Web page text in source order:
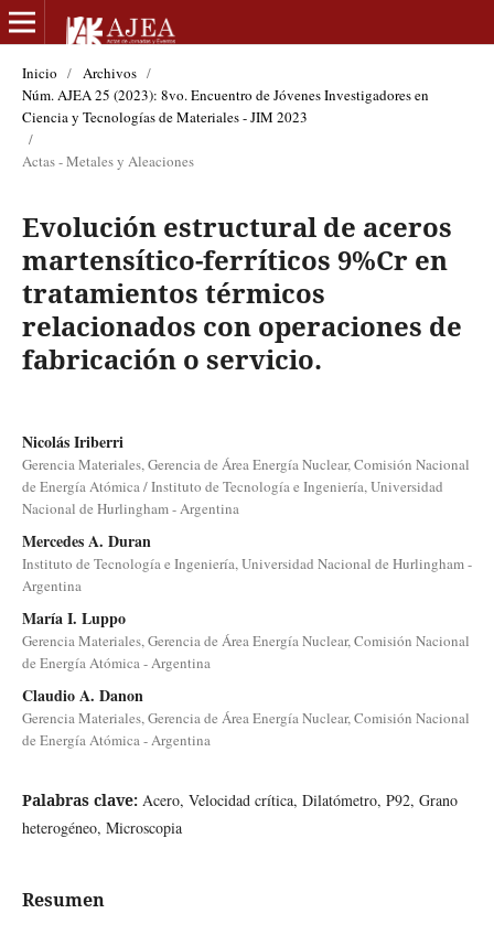
Inicio / Archivos /
Núm. AJEA 25 (2023): 8vo. Encuentro de Jóvenes Investigadores en
Ciencia y Tecnologías de Materiales - JIM 2023
/
Actas - Metales y Aleaciones
Evolución estructural de aceros
martensítico-ferríticos 9%Cr en
tratamientos térmicos
relacionados con operaciones de
fabricación o servicio.
Nicolás Iriberri
Gerencia Materiales, Gerencia de Área Energía Nuclear, Comisión Nacional
de Energía Atómica / Instituto de Tecnología e Ingeniería, Universidad
Nacional de Hurlingham - Argentina
Mercedes A. Duran
Instituto de Tecnología e Ingeniería, Universidad Nacional de Hurlingham -
Argentina
María I. Luppo
Gerencia Materiales, Gerencia de Área Energía Nuclear, Comisión Nacional
de Energía Atómica - Argentina
Claudio A. Danon
Gerencia Materiales, Gerencia de Área Energía Nuclear, Comisión Nacional
de Energía Atómica - Argentina
Palabras clave: Acero, Velocidad crítica, Dilatómetro, P92, Grano
heterogéneo, Microscopia
Resumen